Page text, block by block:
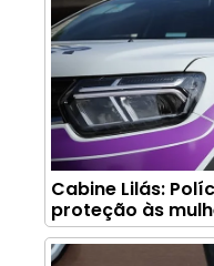
Cabine Lilás:
proteção às